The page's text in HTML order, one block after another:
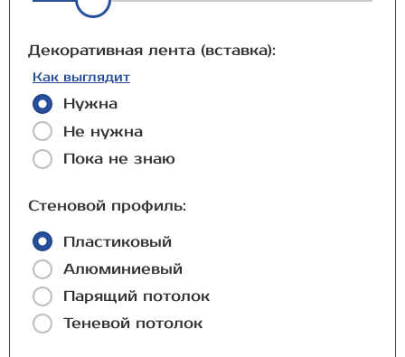
Декоративная лента (вставка):
Как выглядит
Нужна
Не нужна
Пока не знаю
Стеновой профиль:
Пластиковый
Алюминиевый
Парящий потолок
Теневой потолок